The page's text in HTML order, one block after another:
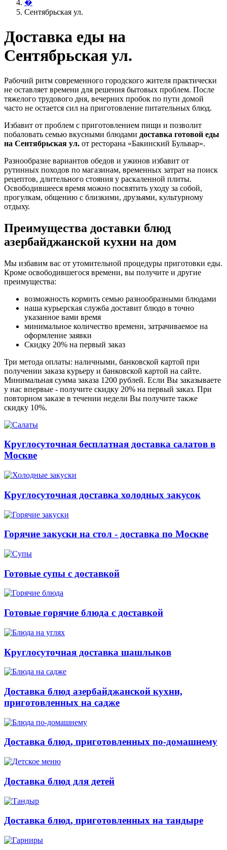
�
Сентябрьская ул.
Доставка еды на
Сентябрьская ул.
Рабочий ритм современного городского жителя практически
не оставляет времени для решения бытовых проблем. После
тяжелого трудового дня, вечерних пробок по пути домой
часто не остается сил на приготовление питательных блюд.
Избавит от проблем с приготовлением пищи и позволит
побаловать семью вкусными блюдами доставка готовой еды
на Сентябрьская ул. от ресторана «Бакинский Бульвар».
Разнообразие вариантов обедов и ужинов избавит от
рутинных походов по магазинам, временных затрат на поиск
рецептов, длительного стояния у раскаленной плиты.
Освободившееся время можно посвятить уходу за собой,
прогулкам, общению с близкими, друзьями, культурному
отдыху.
Преимущества доставки блюд
азербайджанской кухни на дом
Мы избавим вас от утомительной процедуры приготовки еды.
Кроме освободившегося времени, вы получите и другие
преимущества:
возможность кормить семью разнообразными блюдами
наша курьерская служба доставит блюдо в точно
указанное вами время
минимальное количество времени, затрачиваемое на
оформление заявки
Скидку 20% на первый заказ
Три метода оплаты: наличными, банковской картой при
получении заказа курьеру и банковской картой на сайте.
Минимальная сумма заказа 1200 рублей. Если Вы заказываете
у нас впервые - получите скидку 20% на первый заказ. При
повторном заказе в течении недели Вы получите также
скидку 10%.
Круглосуточная бесплатная доставка салатов в
Москве
Круглосуточная доставка холодных закусок
Горячие закуски на стол - доставка по Москве
Готовые супы с доставкой
Готовые горячие блюда с доставкой
Круглосуточная доставка шашлыков
Доставка блюд азербайджанской кухни,
приготовленных на садже
Доставка блюд, приготовленных по-домашнему
Доставка блюд для детей
Доставка блюд, приготовленных на тандыре